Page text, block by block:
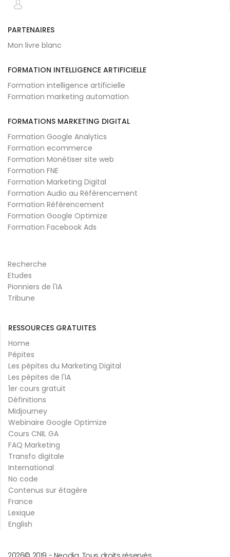
PARTENAIRES
Mon livre blanc
FORMATION INTELLIGENCE ARTIFICIELLE
Formation intelligence artificielle
Formation marketing automation
FORMATIONS MARKETING DIGITAL
Formation Google Analytics
Formation ecommerce
Formation Monétiser site web
Formation FNE
Formation Marketing Digital
Formation Audio au Référencement
Formation Référencement
Formation Google Optimize
Formation Facebook Ads
Recherche
Etudes
Pionniers de l'IA
Tribune
RESSOURCES GRATUITES
Home
Pépites
Les pépites du Marketing Digital
Les pépites de l'IA
1er cours gratuit
Définitions
Midjourney
Webinaire Google Optimize
Cours CNIL GA
FAQ Marketing
Transfo digitale
International
No code
Contenus sur étagère
France
Lexique
English